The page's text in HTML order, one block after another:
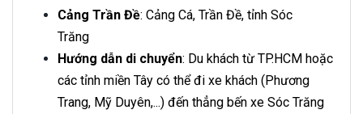
Cảng Trần Đề: Cảng Cá, Trần Đề, tỉnh Sóc
Trăng
Hướng dẫn di chuyển: Du khách từ TP.HCM hoặc
các tỉnh miền Tây có thể đi xe khách (Phương
Trang, Mỹ Duyên,...) đến thẳng bến xe Sóc Trăng